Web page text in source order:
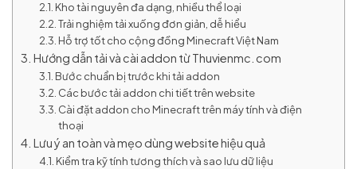
Kho tài nguyên đa dạng, nhiều thể loại
Trải nghiệm tải xuống đơn giản, dễ hiểu
Hỗ trợ tốt cho cộng đồng Minecraft Việt Nam
Hướng dẫn tải và cài addon từ Thuvienmc. com
Bước chuẩn bị trước khi tải addon
Các bước tải addon chi tiết trên website
Cài đặt addon cho Minecraft trên máy tính và điện
thoại
Lưu ý an toàn và mẹo dùng website hiệu quả
Kiểm tra kỹ tính tương thích và sao lưu dữ liệu